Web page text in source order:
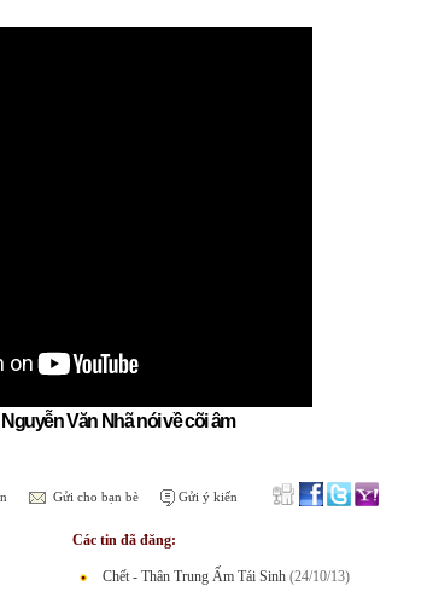
Văn Nhã nói về cõi âm
Gửi cho bạn bè Gửi ý kiến
Các tin đã đăng:
Chết - Thân Trung Ấm Tái Sinh (24/10/13)